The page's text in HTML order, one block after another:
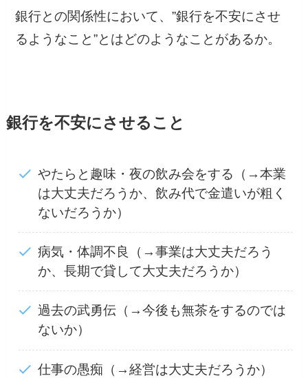
銀行との関係性において、”銀行を不安にさせ
るようなこと”とはどのようなことがあるか。
銀行を不安にさせること
やたらと趣味・夜の飲み会をする（→本業
は大丈夫だろうか、飲み代で金遣いが粗く
ないだろうか）
病気・体調不良（→事業は大丈夫だろう
か、長期で貸して大丈夫だろうか）
過去の武勇伝（→今後も無茶をするのでは
ないか）
仕事の愚痴（→経営は大丈夫だろうか）